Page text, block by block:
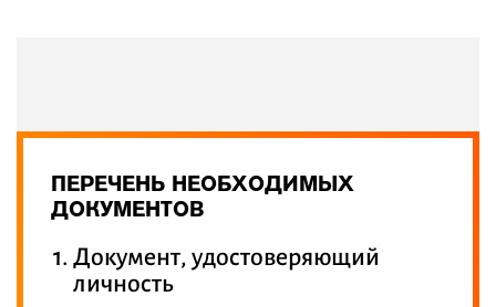
ПЕРЕЧЕНЬ НЕОБХОДИМЫХ
ДОКУМЕНТОВ
Документ, удостоверяющий
личность